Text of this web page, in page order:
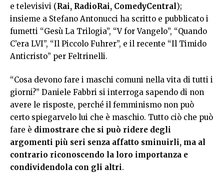
e televisivi (Rai, RadioRai, ComedyCentral);
insieme a Stefano Antonucci ha scritto e pubblicato i
fumetti “Gesù La Trilogia”, “V for Vangelo”, “Quando
C’era LVI”, “Il Piccolo Fuhrer”, e il recente “Il Timido
Anticristo” per Feltrinelli.
“Cosa devono fare i maschi comuni nella vita di tutti i
giorni?” Daniele Fabbri si interroga sapendo di non
avere le risposte, perché il femminismo non può
certo spiegarvelo lui che è maschio. Tutto ciò che può
fare è dimostrare che si può ridere degli
argomenti più seri senza affatto sminuirli, ma al
contrario riconoscendo la loro importanza e
condividendola con gli altri.